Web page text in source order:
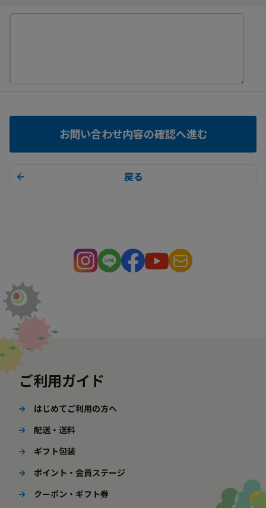
お問い合わせ内容の確認へ進む
戻る
ご利用ガイド
はじめてご利用の方へ
配送・送料
ギフト包装
ポイント・会員ステージ
クーポン・ギフト券